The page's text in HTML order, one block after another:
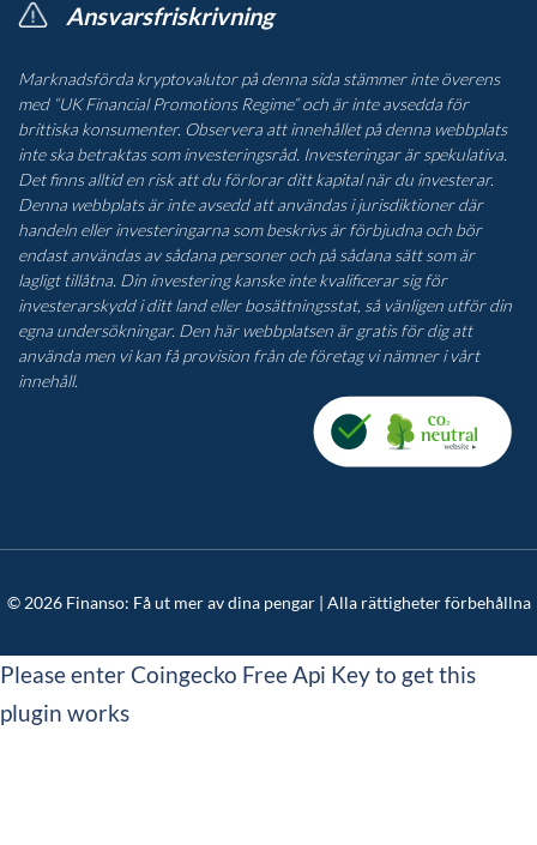
Ansvarsfriskrivning
Marknadsförda kryptovalutor på denna sida stämmer inte överens
med “UK Financial Promotions Regime” och är inte avsedda för
brittiska konsumenter. Observera att innehållet på denna webbplats
inte ska betraktas som investeringsråd. Investeringar är spekulativa.
Det finns alltid en risk att du förlorar ditt kapital när du investerar.
Denna webbplats är inte avsedd att användas i jurisdiktioner där
handeln eller investeringarna som beskrivs är förbjudna och bör
endast användas av sådana personer och på sådana sätt som är
lagligt tillåtna. Din investering kanske inte kvalificerar sig för
investerarskydd i ditt land eller bosättningsstat, så vänligen utför din
egna undersökningar. Den här webbplatsen är gratis för dig att
använda men vi kan få provision från de företag vi nämner i vårt
innehåll.
© 2026 Finanso: Få ut mer av dina pengar | Alla rättigheter förbehållna
Please enter Coingecko Free Api Key to get this
plugin works